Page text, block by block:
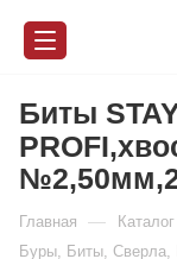
Биты
Главная — Каталог
Буры, Биты, Сверла,